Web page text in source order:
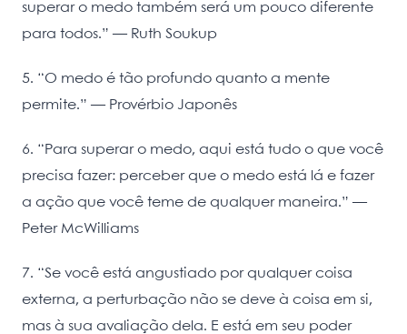
superar o medo também será um pouco diferente
para todos.” ― Ruth Soukup
5. “O medo é tão profundo quanto a mente
permite.” — Provérbio Japonês
6. “Para superar o medo, aqui está tudo o que você
precisa fazer: perceber que o medo está lá e fazer
a ação que você teme de qualquer maneira.” —
Peter McWilliams
7. “Se você está angustiado por qualquer coisa
externa, a perturbação não se deve à coisa em si,
mas à sua avaliação dela. E está em seu poder